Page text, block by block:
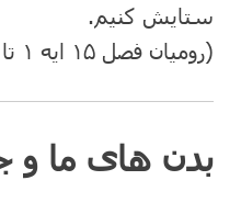
ستایش کنیم.
(رومیان فصل ۱۵ ایه ۱ تا ۶)
بدن های ما و